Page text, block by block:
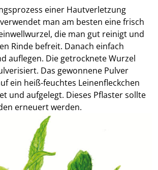
einer Hautverletzung
man am besten eine frisch
die man gut reinigt und
Rinde befreit. Danach einfach
auflegen. Die getrocknete Wurzel
Das gewonnene Pulver
ein heiß-feuchtes Leinenfleckchen
und aufgelegt. Dieses Pflaster sollte
erneuert werden.